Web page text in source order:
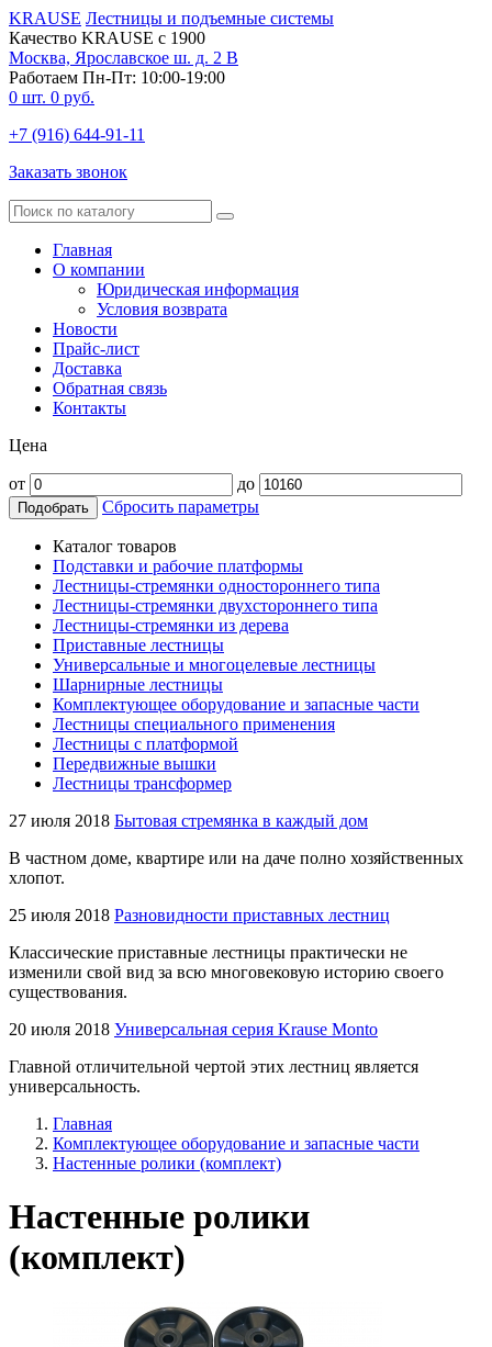
KRAUSE Лестницы и подъемные системы
Качество KRAUSE с 1900
Москва, Ярославское ш. д. 2 В
Работаем Пн-Пт: 10:00-19:00
0 шт. 0 руб.
+7 (916) 644-91-11
Заказать звонок
Главная
О компании
Юридическая информация
Условия возврата
Новости
Прайс-лист
Доставка
Обратная связь
Контакты
Цена
от до
Подобрать Сбросить параметры
Каталог товаров
Подставки и рабочие платформы
Лестницы-стремянки одностороннего типа
Лестницы-стремянки двухстороннего типа
Лестницы-стремянки из дерева
Приставные лестницы
Универсальные и многоцелевые лестницы
Шарнирные лестницы
Комплектующее оборудование и запасные части
Лестницы специального применения
Лестницы с платформой
Передвижные вышки
Лестницы трансформер
27 июля 2018 Бытовая стремянка в каждый дом
В частном доме, квартире или на даче полно хозяйственных
хлопот.
25 июля 2018 Разновидности приставных лестниц
Классические приставные лестницы практически не
изменили свой вид за всю многовековую историю своего
существования.
20 июля 2018 Универсальная серия Krause Monto
Главной отличительной чертой этих лестниц является
универсальность.
Главная
Комплектующее оборудование и запасные части
Настенные ролики (комплект)
Настенные ролики
(комплект)